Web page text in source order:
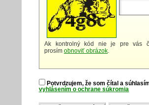
Ak kontrolný kód nie je pre vás
prosím obnoviť obrázok.
Potvrdzujem, že som čítal a
vyhlásením o ochrane súkromia